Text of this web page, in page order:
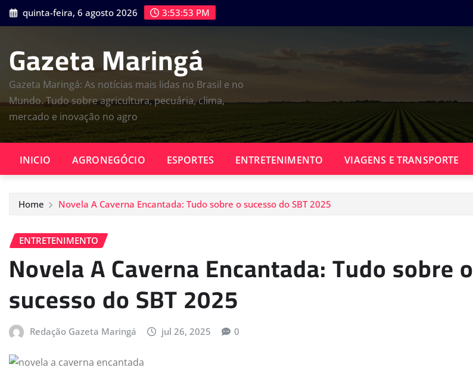
Skip
to
quinta-feira, 6 agosto 2026 3:53:54 PM
Gazeta Maringá
Gazeta Maringá: As notícias mais lidas no Brasil e no
Mundo. Tudo sobre agricultura, pecuária, clima,
mercado e inovação no agro
INICIO AGRONEGÓCIO ESPORTES ENTRETENIMENTO VIAGENS E TRANSPORTE
Home Novela A Caverna Encantada: Tudo sobre o sucesso do SBT 2025
ENTRETENIMENTO
Novela A Caverna Encantada: Tudo sobre o
sucesso do SBT 2025
Redação Gazeta Maringá jul 26, 2025 0